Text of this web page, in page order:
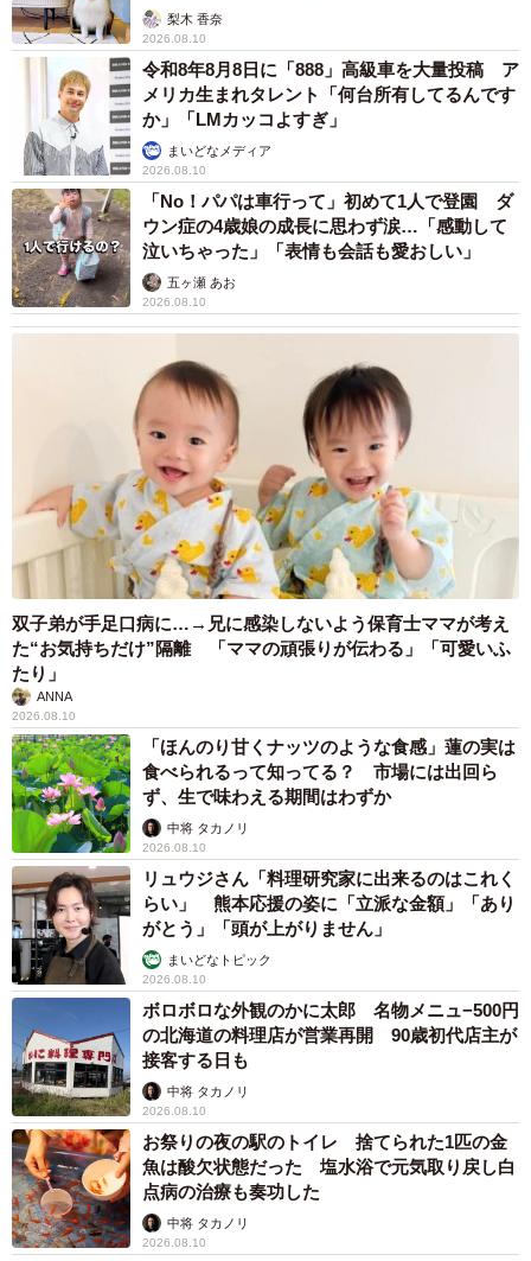
「エンジテノアート」で仙名彩世のミニチュアフードを展示。間近で見
るとその精巧さに驚かされる！
色鮮やかな和菓子、出演作に登場する国にちなんだグルメ
など、さまざまなジャンルに挑戦している仙名。「プレゼ
ントさせていただくことが多く、完全に自己満足なのです
が（笑）、喜んでくださる顔を見るのがうれしくて！ やっ
ぱりミニチュアフードを見てびっくりしてほしい、笑って
ほしい。『こんなものを作ってるの!?』とおもしろがって
ほしいんです。それが大きなモチベーションになっていま
す」と明るい声で話す。
また彼女自身、このアートを始めてからオンとオフの切り
替えがうまくできるようになったという。「プライベート
でも役のことを考えて、うまく息抜きができなかったので
すが、ミニチュアフードを始めてからは意識しなくてもこ
れに没頭でき、いいリフレッシュになっています」。宝塚
歌劇団に首席で入団、ストイックに芸に打ち込む印象の仙
名にとって、ミニチュアフードに向かう時間は舞台に立つ
うえでも意味あるものになっているようだ。
卒業公演での思い出深い手作りアイテム
宝塚歌劇団には11年以上在籍した仙名。トップ娘役になっ
たのは初舞台から8年以上経ったタイミングで、決して早い
就任ではなかった。でもそれまでにヒロインを堂々と演じ
るなど実力派娘役と言われた彼女ならではの活躍を重ね、
花組トップ娘役に就任後も“娘役の鑑”として、歌やダンスと
いった芸はもちろん、立ち居振る舞いまで美しく輝き続け
た。
そんな彼女の追求心が表れていたのが数々の手作りアクセ
サリーや頭飾り。宝塚歌劇団の娘役はこれらの多くを自分
で制作する伝統がある。「遠くから見ても近くで見ても美
しいものを、というのをポリシーにしていました。オペラ
グラスで観てくださる方にも『どうなってるんだろう』
『きれいだな』と目を引くものにしたくて」。
舞台人として忙しい彼女は、「ギリギリにならないと動か
ないタイプということもあり、もうやらないと間に合わな
いいね」
梨木 香奈
2026.08.10
令和8年8月8日に「888」高級車を大量投稿 ア
メリカ生まれタレント「何台所有してるんです
か」「LMカッコよすぎ」
まいどなメディア
2026.08.10
「No！パパは車行って」初めて1人で登園 ダ
ウン症の4歳娘の成長に思わず涙…「感動して
泣いちゃった」「表情も会話も愛おしい」
五ヶ瀬 あお
2026.08.10
双子弟が手足口病に…→兄に感染しないよう保育士ママが考え
た“お気持ちだけ”隔離 「ママの頑張りが伝わる」「可愛いふ
たり」
ANNA
2026.08.10
「ほんのり甘くナッツのような食感」蓮の実は
食べられるって知ってる？ 市場には出回ら
ず、生で味わえる期間はわずか
中将 タカノリ
2026.08.10
リュウジさん「料理研究家に出来るのはこれく
らい」 熊本応援の姿に「立派な金額」「あり
がとう」「頭が上がりません」
まいどなトピック
2026.08.10
ボロボロな外観のかに太郎 名物メニュ−500円
の北海道の料理店が営業再開 90歳初代店主が
接客する日も
中将 タカノリ
2026.08.10
お祭りの夜の駅のトイレ 捨てられた1匹の金
魚は酸欠状態だった 塩水浴で元気取り戻し白
点病の治療も奏功した
中将 タカノリ
2026.08.10